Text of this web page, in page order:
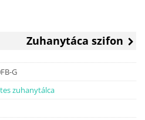
300 Ft. 990 Ft.
Zuhanytáca szifon
G
zuhanytálca